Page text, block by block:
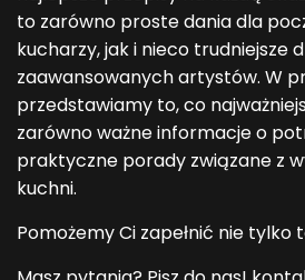
to zarówno proste dania dla
kucharzy, jak i nieco trudniejsze
zaawansowanych artystów. W
przedstawiamy to, co
zarówno ważne informacje o
praktyczne porady związane z
kuchni.
Pomożemy Ci zapełnić nie tylko